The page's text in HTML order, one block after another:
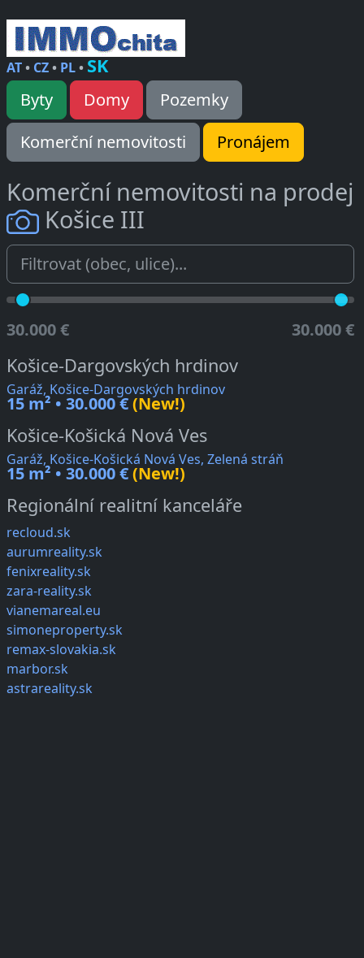
AT• CZ• PL• SK
Byty Domy
Pozemky
Komerční nemovitosti
Pronájem
Komerční nemovitosti na prodej
Košice III
30.000 € 30.000 €
Košice-Dargovských hrdinov
Garáž, Košice-Dargovských hrdinov
15 m² • 30.000 €(New!)
Košice-Košická Nová Ves
Garáž, Košice-Košická Nová Ves, Zelená stráň
15 m² • 30.000 €(New!)
Regionální realitní kanceláře
recloud.sk
aurumreality.sk
fenixreality.sk
zara-reality.sk
vianemareal.eu
simoneproperty.sk
remax-slovakia.sk
marbor.sk
astrareality.sk